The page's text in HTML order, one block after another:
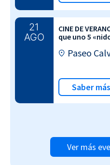
21
AGO
CINE DE
que uno 5
Paseo
Saber más
Ver más